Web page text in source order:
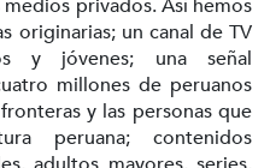
privados. Así hemos
originarias; un canal de TV
y jóvenes; una señal
millones de peruanos
y las personas que
peruana; contenidos